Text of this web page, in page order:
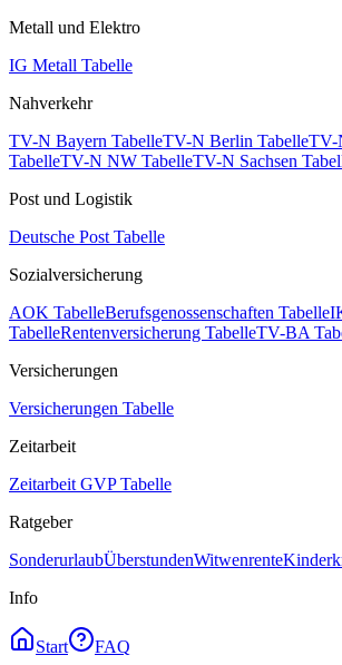
Metall und Elektro
IG Metall Tabelle
Nahverkehr
TV-N Bayern TabelleTV-N Berlin TabelleTV-
TabelleTV-N NW TabelleTV-N Sachsen
Post und Logistik
Deutsche Post Tabelle
Sozialversicherung
AOK TabelleBerufsgenossenschaften Tabelle
TabelleRentenversicherung TabelleTV-BA
Versicherungen
Versicherungen Tabelle
Zeitarbeit
Zeitarbeit GVP Tabelle
Ratgeber
SonderurlaubÜberstundenWitwenrente
Info
Start
FAQ